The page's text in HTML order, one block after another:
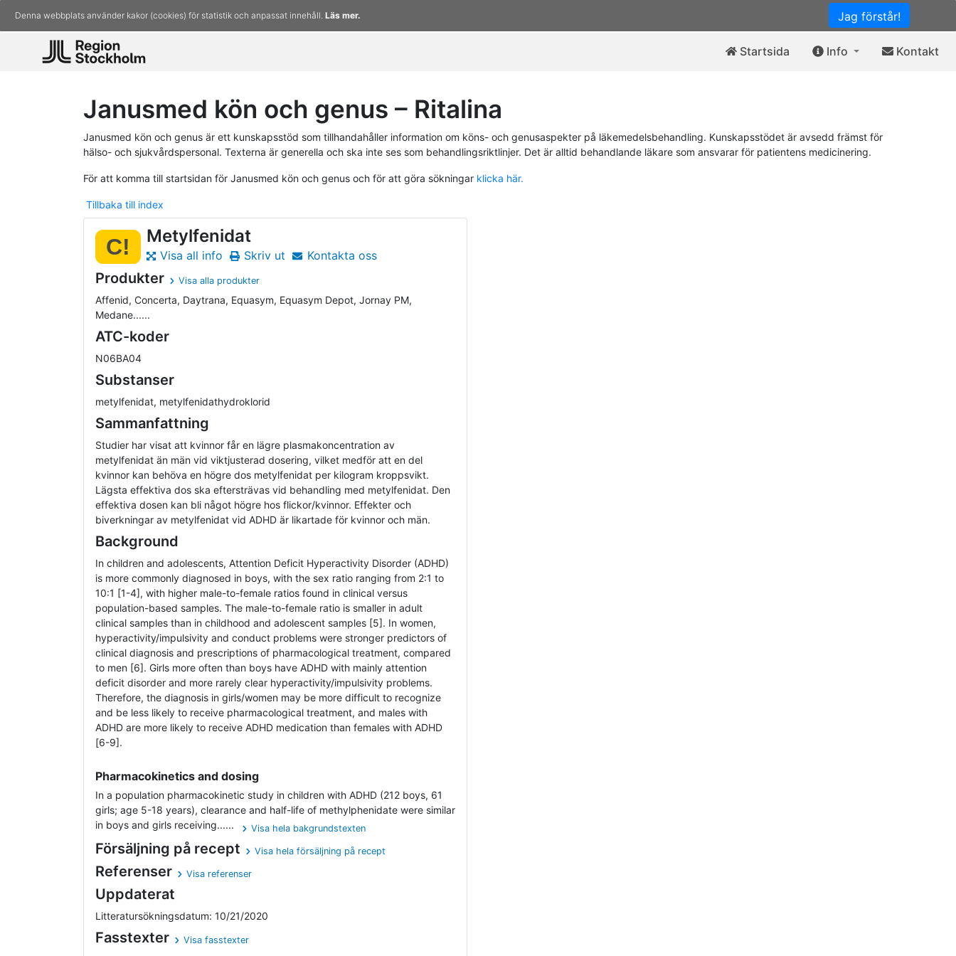
Jag förstår!
Denna webbplats använder kakor (cookies) för statistik och anpassat innehåll. Läs mer.
Startsida Info Kontakt
Janusmed kön och genus – Ritalina
Janusmed kön och genus är ett kunskapsstöd som tillhandahåller information om köns- och genusaspekter på läkemedelsbehandling. Kunskapsstödet är avsedd främst för
hälso- och sjukvårdspersonal. Texterna är generella och ska inte ses som behandlingsriktlinjer. Det är alltid behandlande läkare som ansvarar för patientens medicinering.
För att komma till startsidan för Janusmed kön och genus och för att göra sökningar klicka här.
Tillbaka till index
C! Metylfenidat
Visa all info Skriv ut Kontakta oss
Produkter Visa alla produkter
Affenid, Concerta, Daytrana, Equasym, Equasym Depot, Jornay PM,
Medane......
ATC-koder
N06BA04
Substanser
metylfenidat, metylfenidathydroklorid
Sammanfattning
Studier har visat att kvinnor får en lägre plasmakoncentration av
metylfenidat än män vid viktjusterad dosering, vilket medför att en del
kvinnor kan behöva en högre dos metylfenidat per kilogram kroppsvikt.
Lägsta effektiva dos ska eftersträvas vid behandling med metylfenidat. Den
effektiva dosen kan bli något högre hos flickor/kvinnor. Effekter och
biverkningar av metylfenidat vid ADHD är likartade för kvinnor och män.
Background
In children and adolescents, Attention Deficit Hyperactivity Disorder (ADHD)
is more commonly diagnosed in boys, with the sex ratio ranging from 2:1 to
10:1 [1-4], with higher male-to-female ratios found in clinical versus
population-based samples. The male-to-female ratio is smaller in adult
clinical samples than in childhood and adolescent samples [5]. In women,
hyperactivity/impulsivity and conduct problems were stronger predictors of
clinical diagnosis and prescriptions of pharmacological treatment, compared
to men [6]. Girls more often than boys have ADHD with mainly attention
deficit disorder and more rarely clear hyperactivity/impulsivity problems.
Therefore, the diagnosis in girls/women may be more difficult to recognize
and be less likely to receive pharmacological treatment, and males with
ADHD are more likely to receive ADHD medication than females with ADHD
[6-9].
Pharmacokinetics and dosing
In a population pharmacokinetic study in children with ADHD (212 boys, 61
girls; age 5-18 years), clearance and half-life of methylphenidate were similar
in boys and girls receiving......
Visa hela bakgrundstexten
Försäljning på recept Visa hela försäljning på recept
Referenser Visa referenser
Uppdaterat
Litteratursökningsdatum: 10/21/2020
Fasstexter Visa fasstexter